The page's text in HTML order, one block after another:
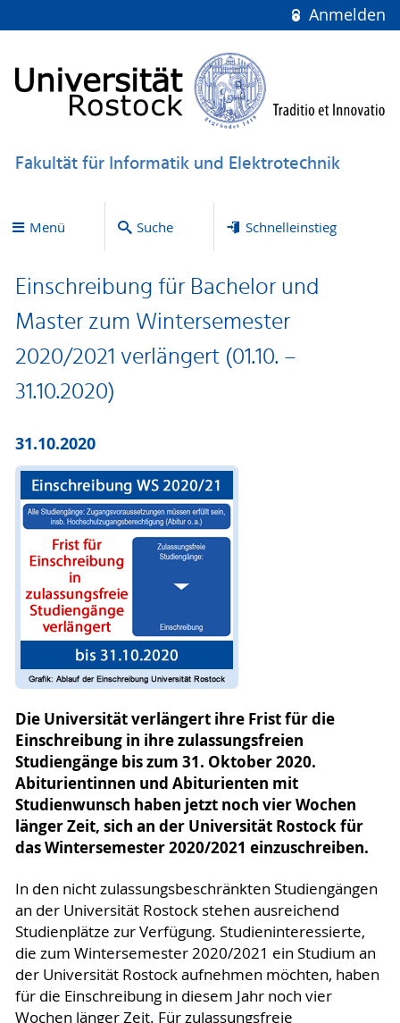
Anmelden
Fakultät für Informatik und Elektrotechnik
Menü Suche Schnelleinstieg
Einschreibung für Bachelor und
Master zum Wintersemester
2020/2021 verlängert (01.10. –
31.10.2020)
31.10.2020
Die Universität verlängert ihre Frist für die
Einschreibung in ihre zulassungsfreien
Studiengänge bis zum 31. Oktober 2020.
Abiturientinnen und Abiturienten mit
Studienwunsch haben jetzt noch vier Wochen
länger Zeit, sich an der Universität Rostock für
das Wintersemester 2020/2021 einzuschreiben.
In den nicht zulassungsbeschränkten Studiengängen
an der Universität Rostock stehen ausreichend
Studienplätze zur Verfügung. Studieninteressierte,
die zum Wintersemester 2020/2021 ein Studium an
der Universität Rostock aufnehmen möchten, haben
für die Einschreibung in diesem Jahr noch vier
Wochen länger Zeit. Für zulassungsfreie